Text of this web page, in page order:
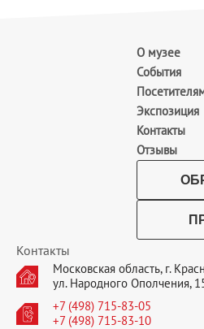
О музее
События
Экспозиция
Контакты
Отзывы
Контакты
Московская область, г.
ул. Народного Ополчения,
+7 (498) 715-83-05
+7 (498) 715-83-10